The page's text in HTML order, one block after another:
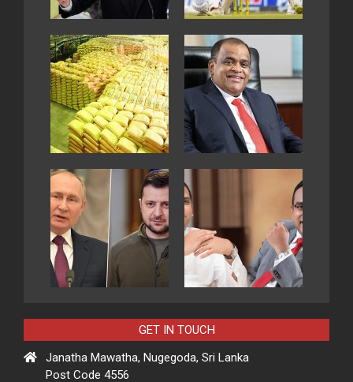
GET IN TOUCH
Janatha Mawatha, Nugegoda, Sri Lanka
Post Code 4556